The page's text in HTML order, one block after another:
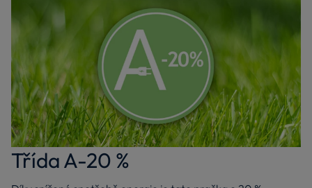
Třída A-20 %